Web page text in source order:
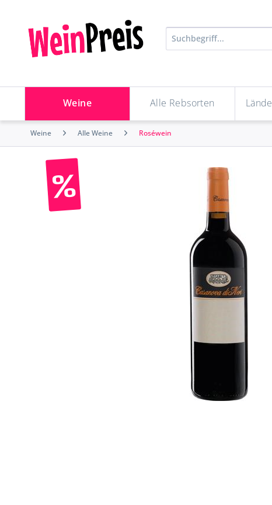
Weine Alle Rebsorten
Weine Alle Weine Roséwein